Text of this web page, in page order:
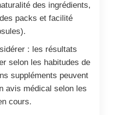
des ingrédients,
packs et facilité
: les résultats
selon les habitudes de
suppléments peuvent
avis médical selon les
cours.